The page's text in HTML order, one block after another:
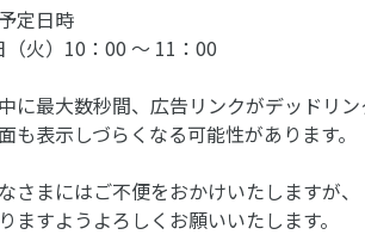
定日時
火）10：00 ～ 11：00
に最大数秒間、広告リンクがデッドリン
も表示しづらくなる可能性があります。
さまにはご不便をおかけいたしますが、
ますようよろしくお願いいたします。